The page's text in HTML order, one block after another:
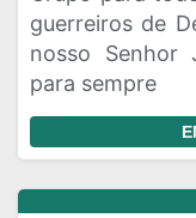
guerreiros de
nosso Senhor
para sempre